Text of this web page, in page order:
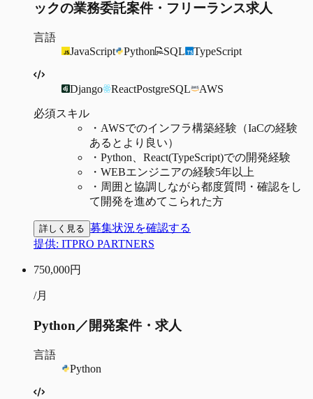
ックの業務委託案件・フリーランス求人
言語
JavaScript
Python SQL TypeScript
Django ReactPostgreSQL AWS
必須スキル
・ AWSでのインフラ構築経験（IaCの経験
あるとより良い）
・ Python、React(TypeScript)での開発経験
・ WEBエンジニアの経験5年以上
・ 周囲と協調しながら都度質問・確認をし
て開発を進めてこられた方
詳しく見る 募集状況を確認する
提供: ITPRO PARTNERS
750,000円
/月
Python／開発案件・求人
言語
Python